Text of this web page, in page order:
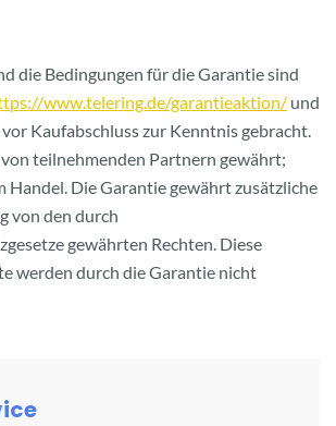
die Bedingungen für die Garantie sind
www.telering.de/garantieaktion/ und
Kaufabschluss zur Kenntnis gebracht.
teilnehmenden Partnern gewährt;
Handel. Die Garantie gewährt zusätzliche
von den durch
gewährten Rechten. Diese
werden durch die Garantie nicht